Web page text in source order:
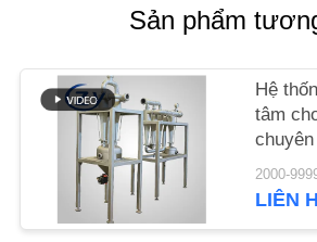
TIN
YÊU
Sản phẩm
Hệ
tâm
sạch
sắn,
2000-
LIÊN